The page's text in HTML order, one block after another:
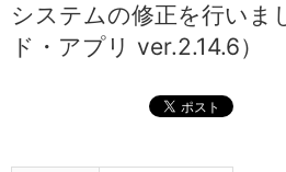
システムの修正を行いま
ド・アプリ ver.2.14.6）